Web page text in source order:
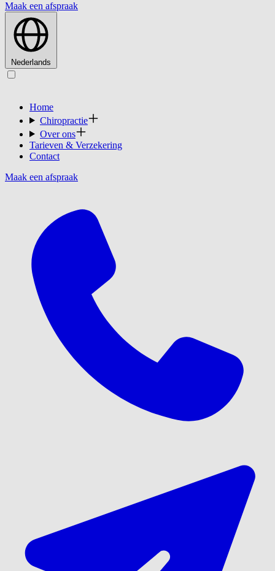
Maak een afspraak
Nederlands
Home
Chiropractie
Over ons
Tarieven & Verzekering
Contact
Maak een afspraak